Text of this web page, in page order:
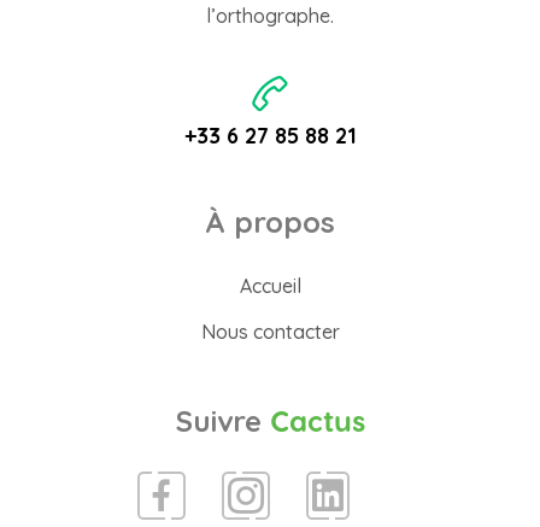
l’orthographe.
+33 6 27 85 88 21
À propos
Accueil
Nous contacter
Suivre Cactus